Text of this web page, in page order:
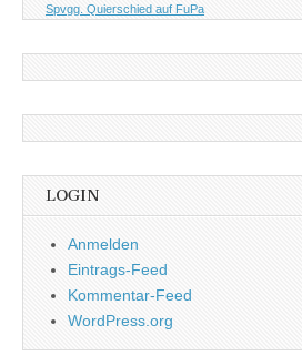
Spvgg. Quierschied auf FuPa
LOGIN
Anmelden
Eintrags-Feed
Kommentar-Feed
WordPress.org